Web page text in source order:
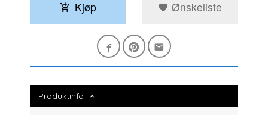
Kjøp Ønskeliste
Produktinfo